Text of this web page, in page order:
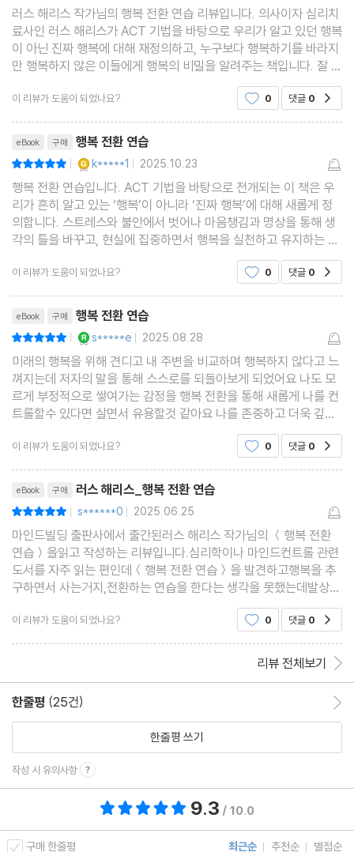
추천 문헌·참고 사이트
러스 해리스 작가님의 행복 전환 연습 리뷰입니다. 의사이자 심리치
료사인 러스 해리스가 ACT 기법을 바탕으로 우리가 알고 있던 행복
이 아닌 진짜 행복에 대해 재정의하고, 누구보다 행복하기를 바라지
만 행복하지 않은 이들에게 행복의 비밀을 알려주는 책입니다. 잘 읽
이 리뷰가 도움이 되었나요? 0 댓글 0
eBook 구매 행복 전환 연습
| k*****1 | 2025.10.23
행복 전환 연습입니다. ACT 기법을 바탕으로 전개되는 이 책은 우
리가 흔히 알고 있는 ‘행복’이 아니라 ‘진짜 행복’에 대해 새롭게 정
의합니다. 스트레스와 불안에서 벗어나 마음챙김과 명상을 통해 생
각의 틀을 바꾸고, 현실에 집중하면서 행복을 실천하고 유지하는 방
법을 제시합니다. 저자는 다년간의 심리치료와 코칭 경험을 바탕으
로, 복잡한 현대 사회에서 진정한 행복을 찾기
이 리뷰가 도움이 되었나요? 0 댓글 0
eBook 구매 행복 전환 연습
| s*****e | 2025.08.28
미래의 행복을 위해 견디고 내 주변을 비교하며 행복하지 않다고 느
껴지는데 저자의 말을 통해 스스로를 되돌아보게 되었어요 나도 모
르게 부정적으로 쌓여가는 감정을 행복 전환을 통해 새롭게 나를 컨
트롤할수 있다면 살면서 유용할것 같아요 나를 존중하고 더욱 깊이
이 리뷰가 도움이 되었나요? 0 댓글 0
eBook 구매 러스 해리스_행복 전환 연습
| s******0 | 2025.06.25
마인드빌딩 출판사에서 출간된러스 해리스 작가님의 ＜행복 전환
연습＞을읽고 작성하는 리뷰입니다.심리학이나 마인드컨트롤 관련
도서를 자주 읽는 편인데＜행복 전환 연습＞을 발견하고행복을 추
구하면서 사는거지,전환하는 연습을 한다는 생각을 못했는데발상의
전환이 좋아서 읽어보게 되었습니다.한 번쯤 읽어보셔도 좋을 것 같
습니다.
이 리뷰가 도움이 되었나요? 0 댓글 0
리뷰 전체보기
한줄평 (25건)
한줄평 쓰기
작성 시 유의사항
9.3 / 10.0
구매 한줄평 최근순 추천순 별점순